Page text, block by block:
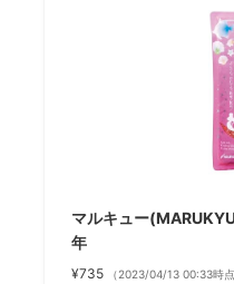
マルキュー
年
¥735 （2023/04/13 00:33時